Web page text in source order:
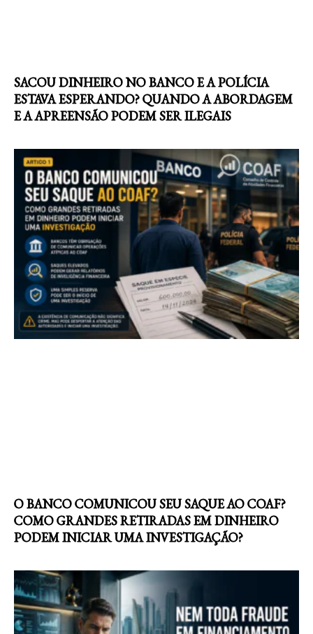
SACOU DINHEIRO NO BANCO E A POLÍCIA
ESTAVA ESPERANDO? QUANDO A ABORDAGEM
E A APREENSÃO PODEM SER ILEGAIS
O BANCO COMUNICOU SEU SAQUE AO COAF?
COMO GRANDES RETIRADAS EM DINHEIRO
PODEM INICIAR UMA INVESTIGAÇÃO?